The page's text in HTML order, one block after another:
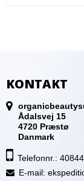
KONTAKT
Ådalsvej 15
4720 Præstø
Danmark
Telefonnr.:
E-mail: